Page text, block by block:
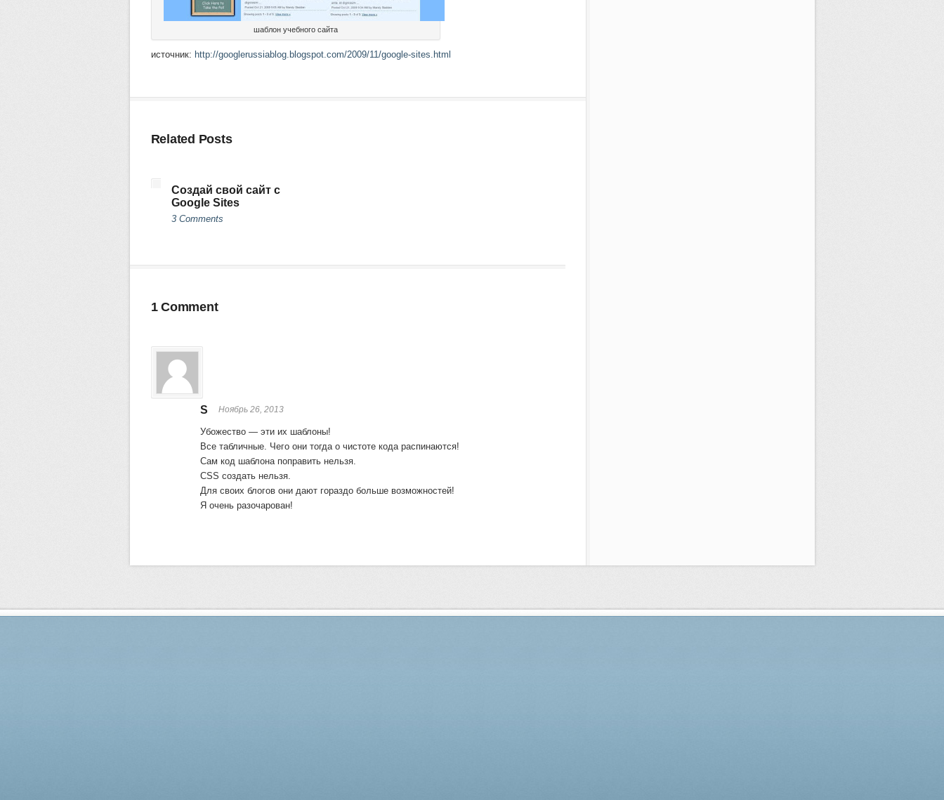
шаблон учебного сайта
источник: http://googlerussiablog.blogspot.com/2009/11/google-sites.html
Related Posts
Создай свой сайт с
Google Sites
3 Comments
1 Comment
S Ноябрь 26, 2013
Убожество — эти их шаблоны!
Все табличные. Чего они тогда о чистоте кода распинаются!
Сам код шаблона поправить нельзя.
CSS создать нельзя.
Для своих блогов они дают гораздо больше возможностей!
Я очень разочарован!